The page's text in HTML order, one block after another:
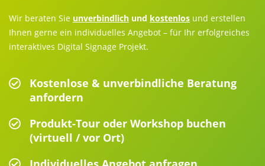
Wir beraten Sie unverbindlich und kostenlos und erstellen
Ihnen gerne ein individuelles Angebot – für Ihr erfolgreiches
interaktives Digital Signage Projekt.
Kostenlose & unverbindliche Beratung
anfordern
Produkt-Tour oder Workshop buchen
(virtuell / vor Ort)